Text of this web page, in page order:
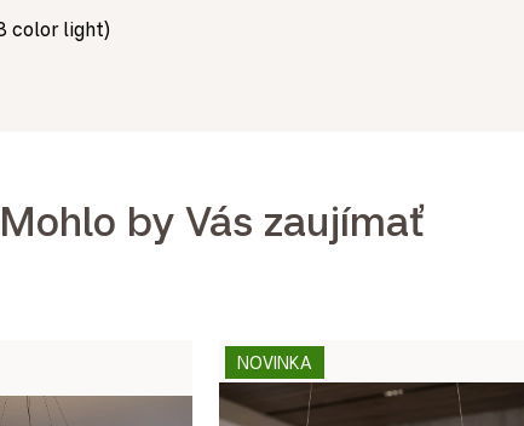
color light)
Mohlo by Vás zaujímať
NOVINKA